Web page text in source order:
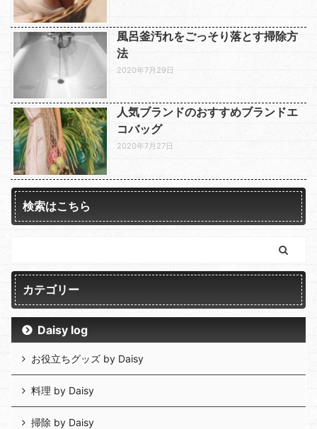
風呂釜汚れをごっそり落とす掃除方
法
2020年7月29日
人気ブランドのおすすめブランドエ
コバッグ
2020年7月27日
検索はこちら
カテゴリー
Daisy log
お役立ちグッズ by Daisy
料理 by Daisy
掃除 by Daisy